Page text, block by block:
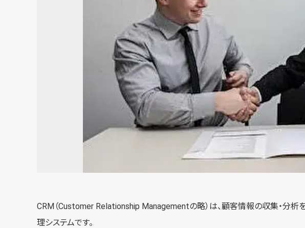
CRM（Customer Relationship Managementの略）は、顧客情報の収集・分
理システムです。